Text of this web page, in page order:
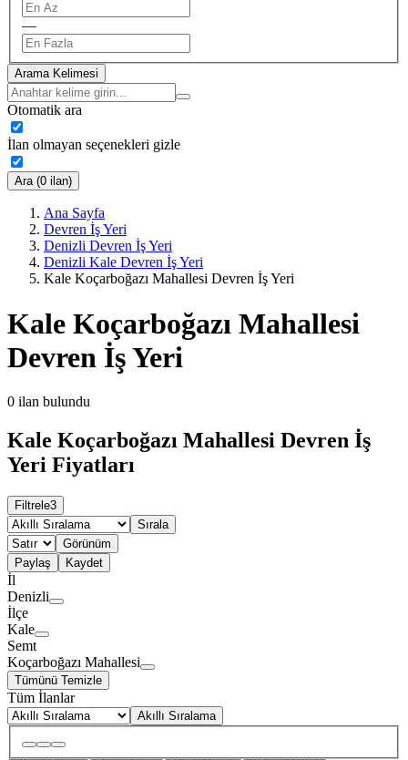
—
Arama Kelimesi
Otomatik ara
İlan olmayan seçenekleri gizle
Ara (0 ilan)
Ana Sayfa
Devren İş Yeri
Denizli Devren İş Yeri
Denizli Kale Devren İş Yeri
Kale Koçarboğazı Mahallesi Devren İş Yeri
Kale Koçarboğazı Mahallesi
Devren İş Yeri
0 ilan bulundu
Kale Koçarboğazı Mahallesi Devren İş
Yeri Fiyatları
Filtrele3
Sırala
Görünüm
Paylaş
Kaydet
İl
Denizli
İlçe
Kale
Semt
Koçarboğazı Mahallesi
Tümünü Temizle
Tüm İlanlar
Akıllı Sıralama